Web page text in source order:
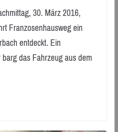
30. März 2016,
Franzosenhausweg ein
entdeckt. Ein
das Fahrzeug aus dem